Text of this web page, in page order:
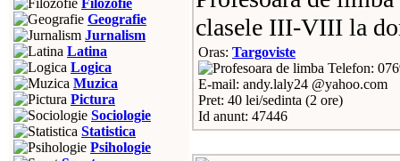
Filozofie
Geografie
Jurnalism
Latina
Logica
Muzica
Pictura
Sociologie
Statistica
Psihologie
clasele III-VIII la
Oras: Targoviste
Telefon:
E-mail: andy.laly24 @yahoo.com
Pret: 40 lei/sedinta (2 ore)
Id anunt: 47446